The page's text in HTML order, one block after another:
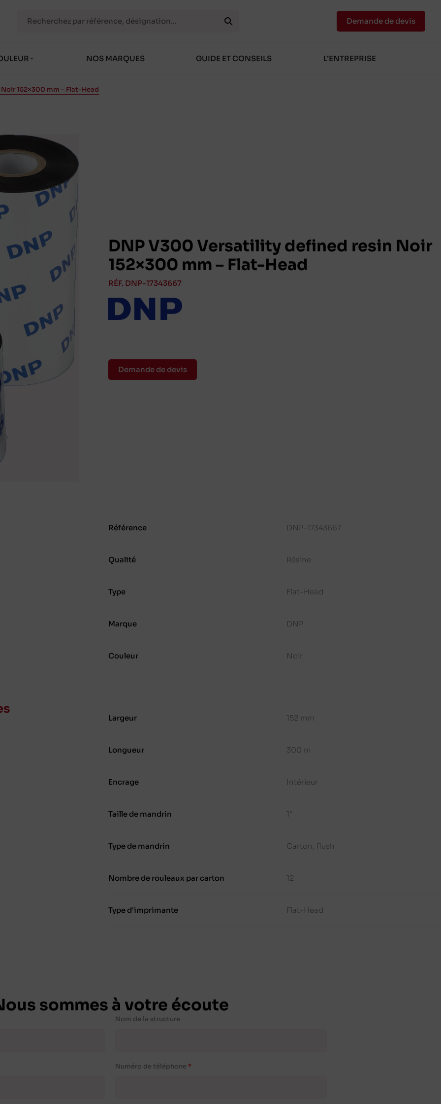
NOS MARQUES GUIDE ET CONSEILS L’ENTREPRISE
Demande de devis
152×300 mm – Flat-Head
DNP V300 Versatility defined resin Noir
152×300 mm – Flat-Head
RÉF. DNP-17343667
Demande de devis
Référence DNP-17343667
Qualité Résine
Type Flat-Head
Marque DNP
Couleur Noir
Largeur 152 mm
Longueur 300 m
Encrage Intérieur
Taille de mandrin 1"
Type de mandrin Carton, flush
Nombre de rouleaux par carton 12
Type d'imprimante Flat-Head
sommes à votre écoute
Nom de la structure
Numéro de téléphone